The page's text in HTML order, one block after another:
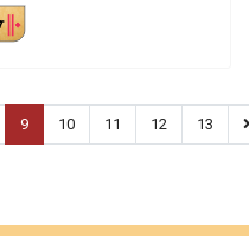
9 10 11 12 13